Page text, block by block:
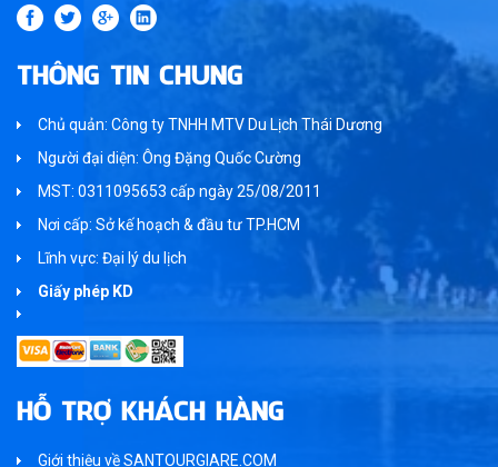
THÔNG TIN CHUNG
Chủ quản: Công ty TNHH MTV Du Lịch Thái Dương
Người đại diện: Ông Đặng Quốc Cường
MST: 0311095653 cấp ngày 25/08/2011
Nơi cấp: Sở kế hoạch & đầu tư TP.HCM
Lĩnh vực: Đại lý du lịch
Giấy phép KD
HỖ TRỢ KHÁCH HÀNG
Giới thiệu về SANTOURGIARE.COM